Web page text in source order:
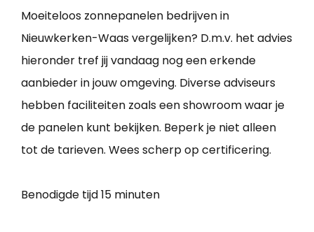
Moeiteloos zonnepanelen bedrijven in
Nieuwkerken-Waas vergelijken? D.m.v. het advies
hieronder tref jij vandaag nog een erkende
aanbieder in jouw omgeving. Diverse adviseurs
hebben faciliteiten zoals een showroom waar je
de panelen kunt bekijken. Beperk je niet alleen
tot de tarieven. Wees scherp op certificering.
Benodigde tijd15 minuten